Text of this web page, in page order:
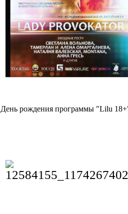
День рождения программы "Lilu